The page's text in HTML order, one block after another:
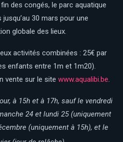
des congés, le parc aquatique
30 mars pour une
globale des lieux.
activités combinées : 25€ par
enfants entre 1m et 1m20).
vente sur le site www.aqualibi.be.
à 15h et à 17h, sauf le vendredi
24 et lundi 25 (uniquement
(uniquement à 15h), et le